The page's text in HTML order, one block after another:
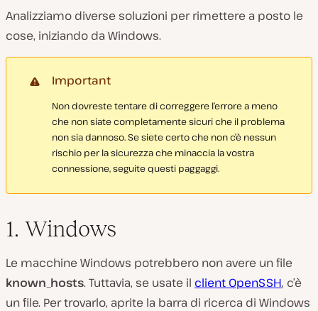
Analizziamo diverse soluzioni per rimettere a posto le
cose, iniziando da Windows.
Important
Non dovreste tentare di correggere l’errore a meno
che non siate completamente sicuri che il problema
non sia dannoso. Se siete certo che non c’è nessun
rischio per la sicurezza che minaccia la vostra
connessione, seguite questi paggaggi.
1. Windows
Le macchine Windows potrebbero non avere un file
known_hosts. Tuttavia, se usate il client OpenSSH, c’è
un file. Per trovarlo, aprite la barra di ricerca di Windows